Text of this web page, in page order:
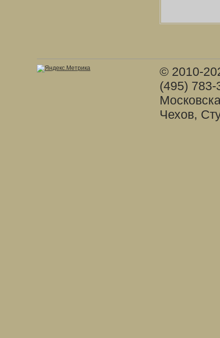
© 2010-
(495)
Чехов,